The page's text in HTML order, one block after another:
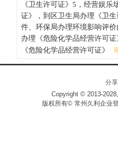
《卫生许可证》 5 ，经营娱乐
证》，到区卫生局办理《卫
件、环保局办理环境影响评
办理《危险化学品经营许可证
《危险化学品经营许可证》
分
Copyright © 2013-
版权所有© 常州久利企业